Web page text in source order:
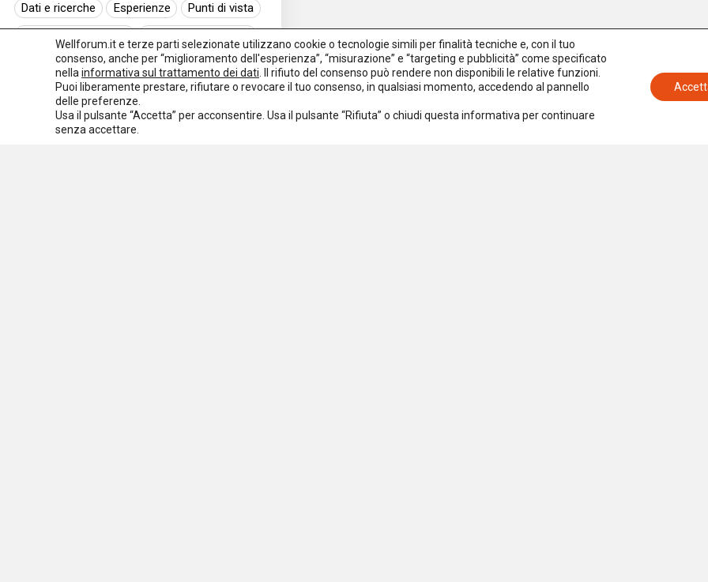
Dati e ricerche Esperienze
Punti di vista
Normativa europea
Rassegna normativa
I seminari di Welforum
Eventi
Spazio ai promotori
Wellforum.it e terze parti selezionate utilizzano cookie o tecnologie simili per finalità tecniche e, con il tuo
consenso, anche per “miglioramento dell'esperienza”, “misurazione” e “targeting e pubblicità” come specificato
nella informativa sul trattamento dei dati . Il rifiuto del consenso può rendere non disponibili le relative funzioni.
Puoi liberamente prestare, rifiutare o revocare il tuo consenso, in qualsiasi momento, accedendo al pannello
delle preferenze.
Usa il pulsante “Accetta” per acconsentire. Usa il pulsante “Rifiuta” o chiudi questa informativa per continuare
senza accettare.